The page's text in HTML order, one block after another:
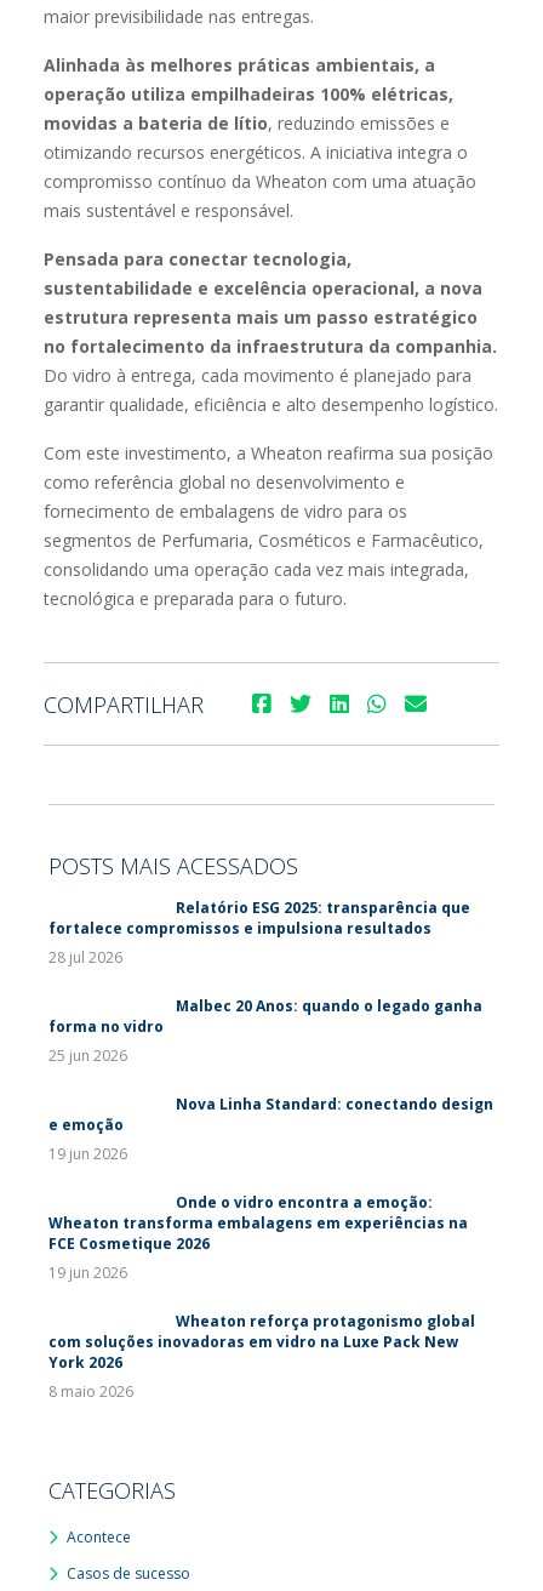
maior previsibilidade nas entregas.
Alinhada às melhores práticas ambientais, a
operação utiliza empilhadeiras 100% elétricas,
movidas a bateria de lítio, reduzindo emissões e
otimizando recursos energéticos. A iniciativa integra o
compromisso contínuo da Wheaton com uma atuação
mais sustentável e responsável.
Pensada para conectar tecnologia,
sustentabilidade e excelência operacional, a nova
estrutura representa mais um passo estratégico
no fortalecimento da infraestrutura da companhia.
Do vidro à entrega, cada movimento é planejado para
garantir qualidade, eficiência e alto desempenho logístico.
Com este investimento, a Wheaton reafirma sua posição
como referência global no desenvolvimento e
fornecimento de embalagens de vidro para os
segmentos de Perfumaria, Cosméticos e Farmacêutico,
consolidando uma operação cada vez mais integrada,
tecnológica e preparada para o futuro.
COMPARTILHAR
POSTS MAIS ACESSADOS
Relatório ESG 2025: transparência que
fortalece compromissos e impulsiona resultados
28 jul 2026
Malbec 20 Anos: quando o legado ganha
forma no vidro
25 jun 2026
Nova Linha Standard: conectando design
e emoção
19 jun 2026
Onde o vidro encontra a emoção:
Wheaton transforma embalagens em experiências na
FCE Cosmetique 2026
19 jun 2026
Wheaton reforça protagonismo global
com soluções inovadoras em vidro na Luxe Pack New
York 2026
8 maio 2026
CATEGORIAS
Acontece
Casos de sucesso